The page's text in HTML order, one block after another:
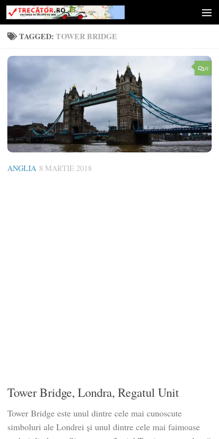
Skip to content
TAGGED: TOWER BRIDGE
0
ANGLIA 8 MARTIE 2018
Tower Bridge, Londra, Regatul Unit
Tower Bridge este unul dintre cele mai cunoscute
simboluri ale Londrei și unul dintre cele mai faimoase